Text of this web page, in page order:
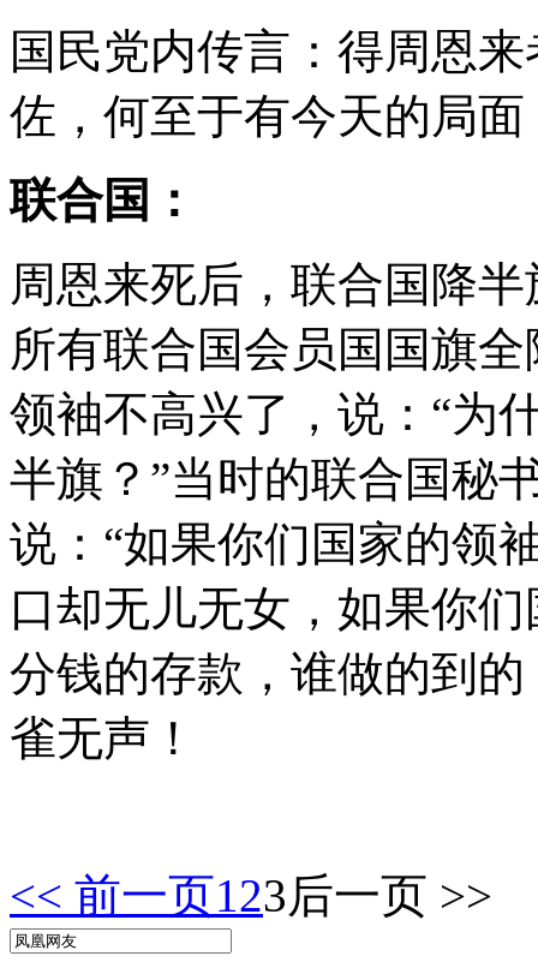
国民党内传言：得周恩
佐，何至于有今天的局
联合国：
周恩来死后，联合国降
所有联合国会员国国旗
领袖不高兴了，说：“为
半旗？”当时的联合国秘
说：“如果你们国家的领
口却无儿无女，如果你
分钱的存款，谁做的到
雀无声！
<< 前一页123后一页 >>